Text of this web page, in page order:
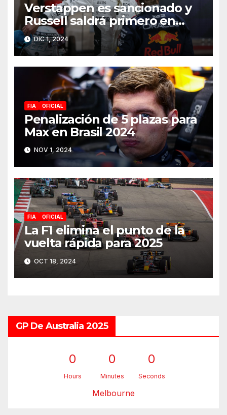
Verstappen es sancionado y
Russell saldrá primero en
Catar 2024
DIC 1, 2024
FIA OFICIAL
Penalización de 5 plazas para
Max en Brasil 2024
NOV 1, 2024
FIA OFICIAL
La F1 elimina el punto de la
vuelta rápida para 2025
OCT 18, 2024
GP De Australia 2025
0
Hours
0
Minutes
0
Seconds
Melbourne